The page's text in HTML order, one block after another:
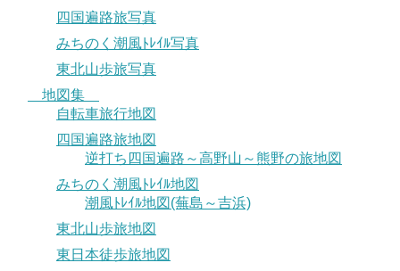
四国遍路旅写真
みちのく潮風ﾄﾚｲﾙ写真
東北山歩旅写真
地図集
自転車旅行地図
四国遍路旅地図
逆打ち四国遍路～高野山～熊野の旅地図
みちのく潮風ﾄﾚｲﾙ地図
潮風ﾄﾚｲﾙ地図(蕪島～吉浜)
東北山歩旅地図
東日本徒歩旅地図